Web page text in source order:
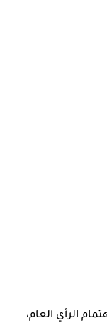
الرأي العام،